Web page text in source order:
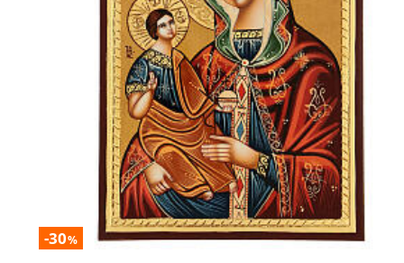
-30%